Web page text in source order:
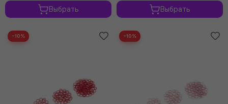
Выбрать
Выбрать
−10% −10%